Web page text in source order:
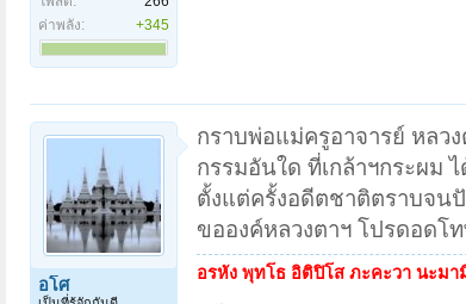
ค่าพลัง:
+345
อโศ
กราบพ่อแม่ครูอาจารย์ หลว
กรรมอันใด ที่เกล้าฯกระผม
ตั้งแต่ครั้งอดีตชาติตราบจน
ขอองค์หลวงตาฯ โปรดอดโ
อรหัง พุทโธ อิติปิโส ภะคะวา นะมา